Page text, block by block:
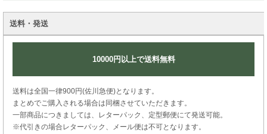
送料・発送
10000円以上で送料無料
送料は全国一律900円(佐川急便)となります。
まとめでご購入される場合は同梱させていただきます。
一部商品につきましては、レターパック、定型郵便にて発送可能。
※代引きの場合レターパック、メール便は不可となります。